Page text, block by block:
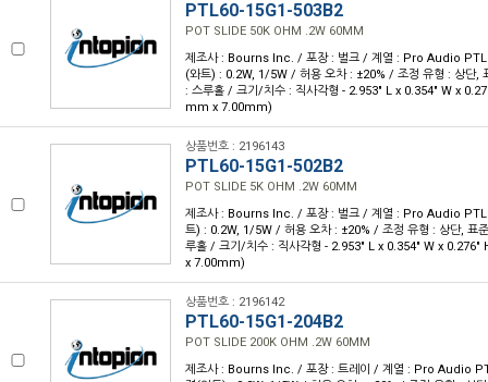
PTL60-15G1-503B2
POT SLIDE 50K OHM .2W 60MM
제조사 : Bourns Inc. / 포장 : 벌크 / 계열 : Pro Audio
(와트) : 0.2W, 1/5W / 허용 오차 : ±20% / 조정 유형 : 상단,
: 스루홀 / 크기/치수 : 직사각형 - 2.953" L x 0.354" W x
mm x 7.00mm)
상품번호 : 2196143
PTL60-15G1-502B2
POT SLIDE 5K OHM .2W 60MM
제조사 : Bourns Inc. / 포장 : 벌크 / 계열 : Pro Audio
트) : 0.2W, 1/5W / 허용 오차 : ±20% / 조정 유형 : 상단, 표
루홀 / 크기/치수 : 직사각형 - 2.953" L x 0.354" W x
x 7.00mm)
상품번호 : 2196142
PTL60-15G1-204B2
POT SLIDE 200K OHM .2W 60MM
제조사 : Bourns Inc. / 포장 : 트레이 / 계열 : Pro Audio